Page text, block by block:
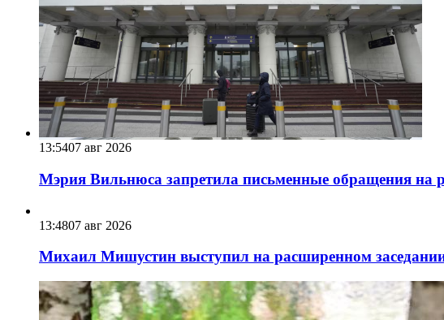
13:5407 авг 2026
Мэрия Вильнюса запретила письменные обращения на
13:4807 авг 2026
Михаил Мишустин выступил на расширенном